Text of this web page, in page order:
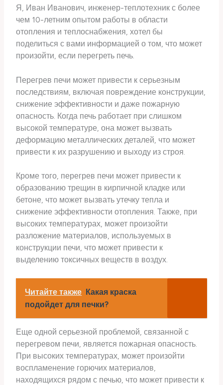
Я, Иван Иванович, инженер-теплотехник с более
чем 10-летним опытом работы в области
отопления и теплоснабжения, хотел бы
поделиться с вами информацией о том, что может
произойти, если перегреть печь.
Перегрев печи может привести к серьезным
последствиям, включая повреждение конструкции,
снижение эффективности и даже пожарную
опасность. Когда печь работает при слишком
высокой температуре, она может вызвать
деформацию металлических деталей, что может
привести к их разрушению и выходу из строя.
Кроме того, перегрев печи может привести к
образованию трещин в кирпичной кладке или
бетоне, что может вызвать утечку тепла и
снижение эффективности отопления. Также, при
высоких температурах, может произойти
разложение материалов, используемых в
конструкции печи, что может привести к
выделению токсичных веществ в воздух.
Читайте также Какая краска
подойдет для печки?
Еще одной серьезной проблемой, связанной с
перегревом печи, является пожарная опасность.
При высоких температурах, может произойти
воспламенение горючих материалов,
находящихся рядом с печью, что может привести к